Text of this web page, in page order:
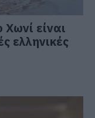
είναι
ελληνικές